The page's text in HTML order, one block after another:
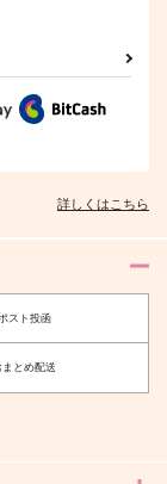
472円 （税込）
詳しくはこちら
ポスト投函
まとめ配送